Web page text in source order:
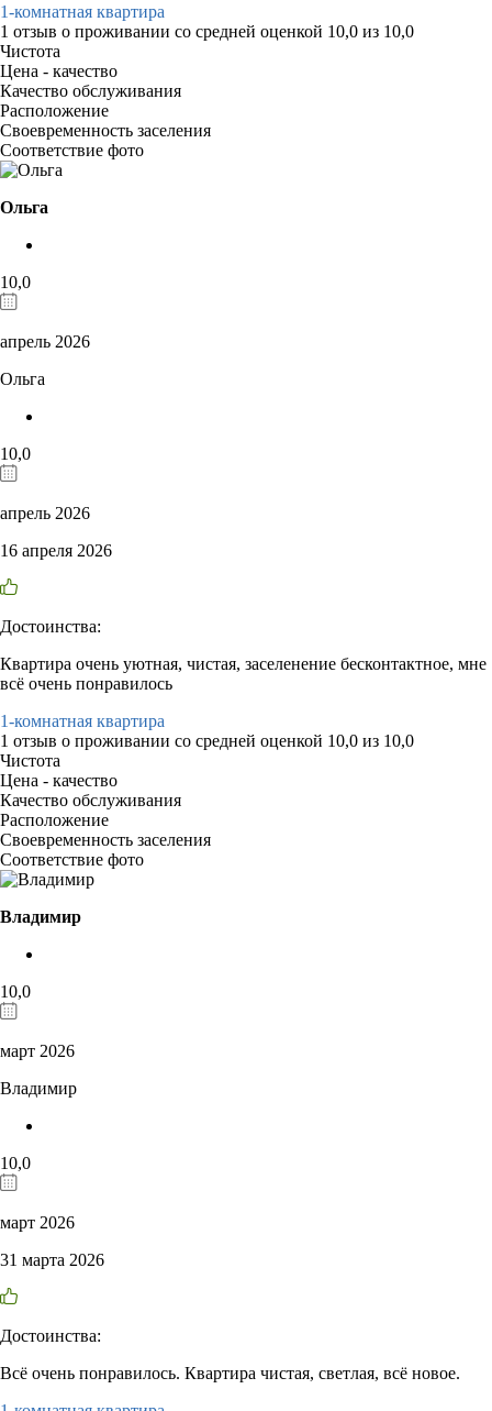
1-комнатная квартира
1 отзыв о проживании со средней оценкой 10,0 из 10,0
Чистота
Цена - качество
Качество обслуживания
Расположение
Своевременность заселения
Соответствие фото
Ольга
10,0
апрель 2026
Ольга
10,0
апрель 2026
16 апреля 2026
Достоинства:
Квартира очень уютная, чистая, заселенение бесконтактное, мне
всё очень понравилось
1-комнатная квартира
1 отзыв о проживании со средней оценкой 10,0 из 10,0
Чистота
Цена - качество
Качество обслуживания
Расположение
Своевременность заселения
Соответствие фото
Владимир
10,0
март 2026
Владимир
10,0
март 2026
31 марта 2026
Достоинства:
Всё очень понравилось. Квартира чистая, светлая, всё новое.